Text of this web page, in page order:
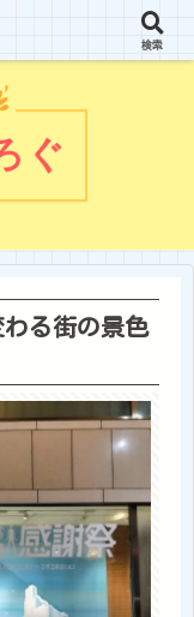
きていく
る街の景色
検索